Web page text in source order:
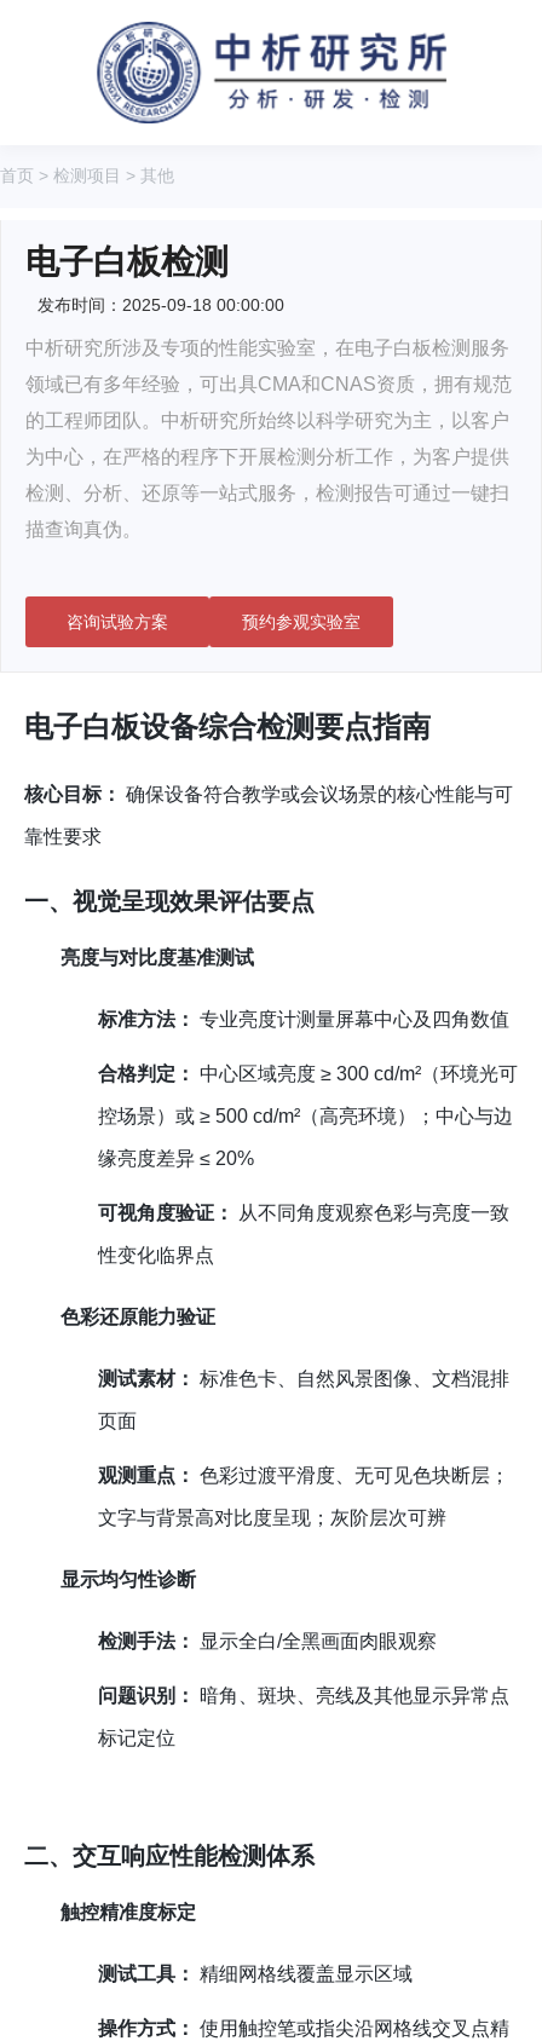
首页 > 检测项目 > 其他
电子白板检测
发布时间：2025-09-18 00:00:00
中析研究所涉及专项的性能实验室，在电子白板检测服务
领域已有多年经验，可出具CMA和CNAS资质，拥有规范
的工程师团队。中析研究所始终以科学研究为主，以客户
为中心，在严格的程序下开展检测分析工作，为客户提供
检测、分析、还原等一站式服务，检测报告可通过一键扫
描查询真伪。
咨询试验方案 预约参观实验室
电子白板设备综合检测要点指南
核心目标： 确保设备符合教学或会议场景的核心性能与可
靠性要求
一、视觉呈现效果评估要点
亮度与对比度基准测试
标准方法： 专业亮度计测量屏幕中心及四角数值
合格判定： 中心区域亮度 ≥ 300 cd/m²（环境光可
控场景）或 ≥ 500 cd/m²（高亮环境）；中心与边
缘亮度差异 ≤ 20%
可视角度验证： 从不同角度观察色彩与亮度一致
性变化临界点
色彩还原能力验证
测试素材： 标准色卡、自然风景图像、文档混排
页面
观测重点： 色彩过渡平滑度、无可见色块断层；
文字与背景高对比度呈现；灰阶层次可辨
显示均匀性诊断
检测手法： 显示全白/全黑画面肉眼观察
问题识别： 暗角、斑块、亮线及其他显示异常点
标记定位
二、交互响应性能检测体系
触控精准度标定
测试工具： 精细网格线覆盖显示区域
操作方式： 使用触控笔或指尖沿网格线交叉点精